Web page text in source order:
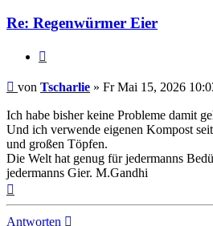
Re: Regenwürmer Eier
Beitrag
von Tscharlie » Fr Mai 15, 2026
Ich habe bisher keine Probleme damit
Und ich verwende eigenen Kompost
und großen Töpfen.
Die Welt hat genug für jedermanns
jedermanns Gier. M.Gandhi
Antworten